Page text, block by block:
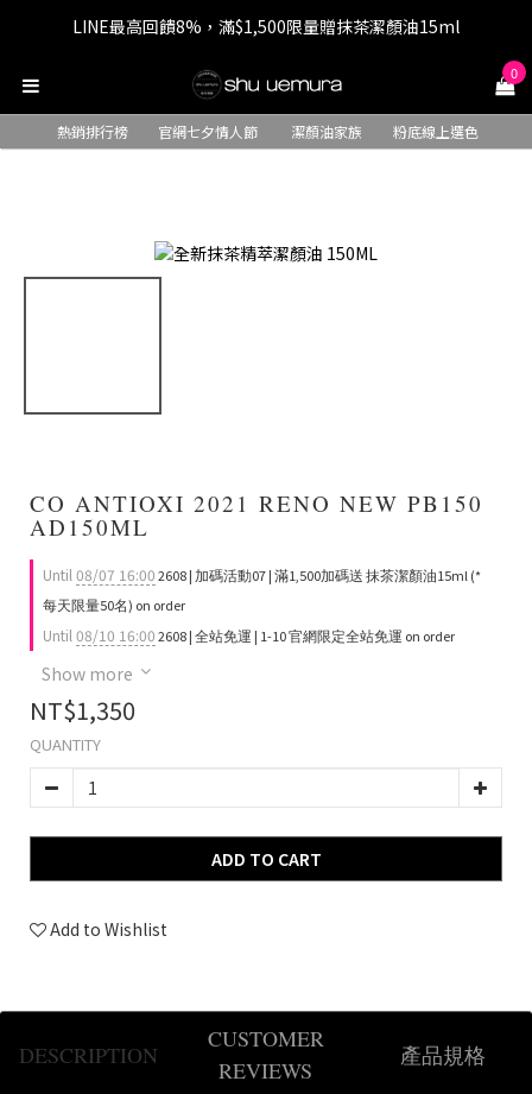
七夕情人節 全站9折，下單享免運+贈$200回購金
LINE最高回饋8%，滿$1,500限量贈抹茶潔顏油15ml
七夕情人節 全站9折，下單享免運+贈$200回購金 0
熱銷排行榜 官網七夕情人節 潔顏油家族 粉底線上選色
CO ANTIOXI 2021 RENO NEW PB150
AD150ML
Until 08/07 16:00 2608 | 加碼活動07 | 滿1,500加碼送 抹茶潔顏油15ml (*
每天限量50名) on order
Until 08/10 16:00 2608 | 全站免運 | 1-10 官網限定全站免運 on order
Show more
NT$1,350
QUANTITY
ADD TO CART
Add to Wishlist
DESCRIPTION
CUSTOMER
REVIEWS
產品規格